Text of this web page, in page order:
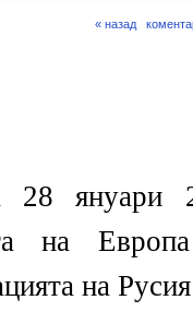
« назад
януари
на Европа
на